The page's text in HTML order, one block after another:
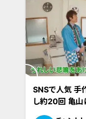
SNSで人気 手
し約20回 亀山